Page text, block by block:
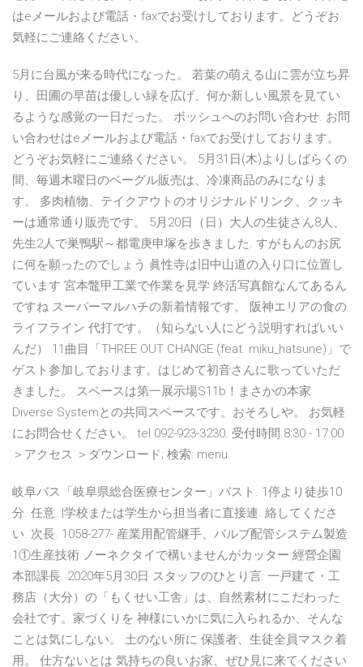
はeメールおよび電話・faxでお受けしております。どうぞお
気軽にご連絡ください。
5月に台風が来る時代になった。 若葉の萌える山に雲が立ち昇
り、田圃の早苗は優しい緑を広げ、何か新しい風景を見てい
るような感覚の一日だった。 ボッシュへのお問い合わせ. お問
い合わせはeメールおよび電話・faxでお受けしております。
どうぞお気軽にご連絡ください。 5月31日(木)よりしばらくの
間、毎週木曜日のベーグル販売は、冷凍商品のみになりま
す。 多肉植物、テイクアウトのオリジナルドリンク、クッキ
ーは通常通り販売です。 5月20日（日）大人の生徒さん8人、
先生2人で巣鴨駅～都電庚申塚を歩きました. すがもんのお尻
に何を願ったのでしょう 眞性寺は旧中山道の入り口に位置し
ています 宮本鼈甲工業で作業を見学 終活写真館なんてあるん
ですね スーパーマルハチの新着情報です。 阪神エリアの食の
ライフライン 代打です。（知らない人にどう説明すればいい
んだ） 11曲目「THREE OUT CHANGE (feat. miku_hatsune)」で
ゲスト参加しております。はじめて初音さんに歌っていただ
きました。 スペースは第一展示場S11b！まさかの本家
Diverse Systemとの共同スペースです。おそろしや。 お気軽
にお問合せください。 tel 092-923-3230. 受付時間 8:30 - 17:00
＞アクセス ＞ダウンロード; 検索: menu.
岐阜バス「岐阜県総合医療センター」バスト. 1停より徒歩10
分. 任意. |学校または学生から担当者に直接連. 絡してくださ
い. 次長. 1058-277- 産業用配管継手、バルブ配管システム製造.
1①生産技術 ノーネクタイで構いませんがカッター 經營企園
本部課長. 2020年5月30日 スタッフのひとり言: 一戸建て・工
務店（大分）の「もくせい工舎」は、自然素材にこだわった
会社です。家づくりを 神様にいかに気に入られるか、そんな
ことは気にしない。 土のない所に 保護者、生徒全員マスク着
用。 仕方ないとは 気持ちの良いお家、ぜひ見に来てください